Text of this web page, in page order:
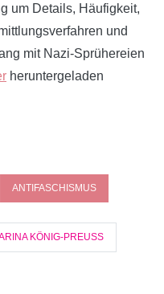
um Details, Häufigkeit,
und
mit Nazi-Sprühereien
heruntergeladen
ANTIFASCHISMUS
KÖNIG-PREUSS